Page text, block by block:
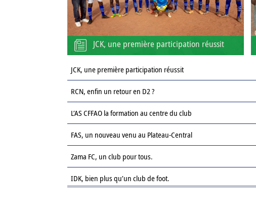
JCK, une première participation réussit
JCK, une première participation réussit
RCN, enfin un retour en D2 ?
L’AS CFFAO la formation au centre du club
FAS, un nouveau venu au Plateau-Central
Zama FC, un club pour tous.
IDK, bien plus qu’un club de foot.